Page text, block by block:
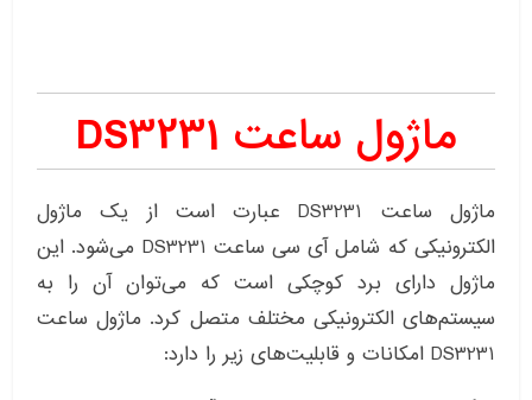
ماژول ساعت DS3231
ماژول ساعت DS3231 عبارت است از یک ماژول
الکترونیکی که شامل آی سی ساعت DS3231 می‌شود. این
ماژول دارای برد کوچکی است که می‌توان آن را به
سیستم‌های الکترونیکی مختلف متصل کرد. ماژول ساعت
DS3231 امکانات و قابلیت‌های زیر را دارد: